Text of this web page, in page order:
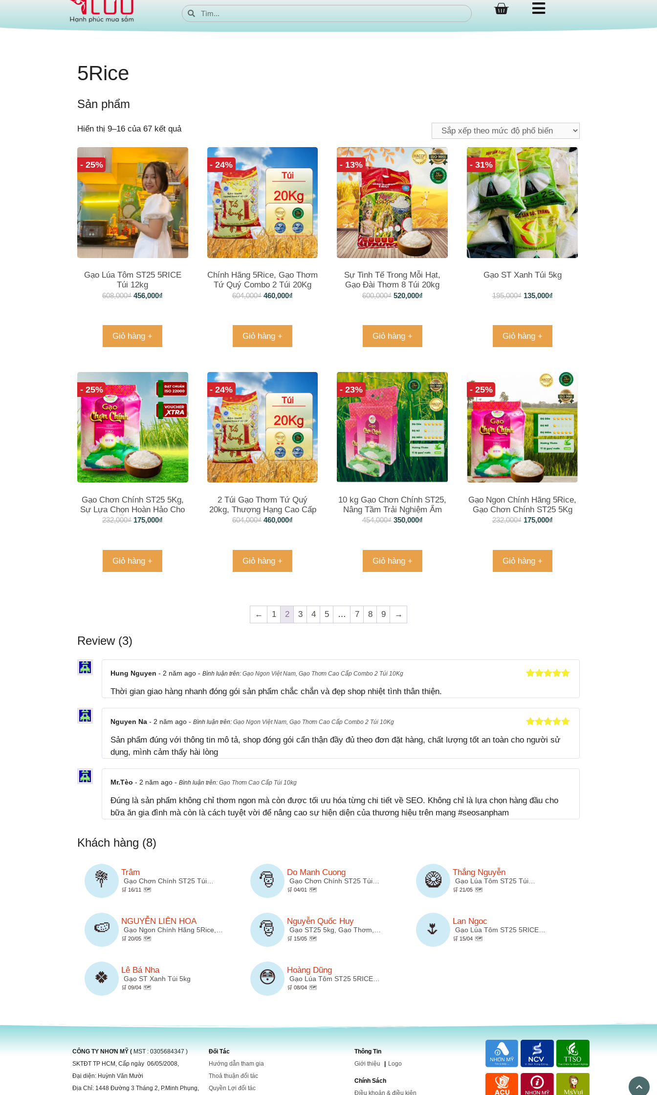
5Rice
Sản phẩm
Hiển thị 9–16 của 67 kết quả
- 25%
Gạo Lúa Tôm ST25 5RICE
Túi 12kg
608,000₫ 456,000₫
Giỏ hàng +
- 24%
Chính Hãng 5Rice, Gạo Thơm
Tứ Quý Combo 2 Túi 20Kg
604,000₫ 460,000₫
Giỏ hàng +
- 13%
Sự Tinh Tế Trong Mỗi Hạt,
Gạo Đài Thơm 8 Túi 20kg
600,000₫ 520,000₫
Giỏ hàng +
- 31%
Gạo ST Xanh Túi 5kg
195,000₫ 135,000₫
Giỏ hàng +
- 25%
Gạo Chơn Chính ST25 5Kg,
Sự Lựa Chọn Hoàn Hảo Cho
Bữa Ăn Gia Đình
232,000₫ 175,000₫
Giỏ hàng +
- 24%
2 Túi Gạo Thơm Tứ Quý
20kg, Thượng Hạng Cao Cấp
604,000₫ 460,000₫
Giỏ hàng +
- 23%
10 kg Gạo Chơn Chính ST25,
Nâng Tầm Trải Nghiệm Ẩm
Thực Của Bạn
454,000₫ 350,000₫
Giỏ hàng +
- 25%
Gạo Ngon Chính Hãng 5Rice,
Gạo Chơn Chính ST25 5Kg
232,000₫ 175,000₫
Giỏ hàng +
← 1 2 3 4 5 … 7 8 9 →
Review (3)
Hung Nguyen - 2 năm ago - Bình luận trên: Gạo Ngon Việt Nam, Gạo Thơm Cao Cấp Combo 2 Túi 10Kg
Thời gian giao hàng nhanh đóng gói sản phẩm chắc chắn và đẹp shop nhiệt tình thân thiện.
hạng 55
Nguyen Na - 2 năm ago - Bình luận trên: Gạo Ngon Việt Nam, Gạo Thơm Cao Cấp Combo 2 Túi 10Kg
Sản phẩm đúng với thông tin mô tả, shop đóng gói cẩn thận đầy đủ theo đơn đặt hàng, chất lượng tốt an toàn cho người sử
dụng, mình cảm thấy hài lòng
Mr.Tèo - 2 năm ago - Bình luận trên: Gạo Thơm Cao Cấp Túi 10kg
Đúng là sản phẩm không chỉ thơm ngon mà còn được tối ưu hóa từng chi tiết về SEO. Không chỉ là lựa chọn hàng đầu cho
bữa ăn gia đình mà còn là cách tuyệt vời để nâng cao sự hiện diện của thương hiệu trên mạng #seosanpham
Khách hàng (8)
💐 Trâm
Gạo Chơn Chính ST25 Túi…
🛒 16/11 🗺️
🎅 Do Manh Cuong
Gạo Chơn Chính ST25 Túi…
🛒 04/01 🗺️
🥝 Thắng Nguyễn
Gạo Lúa Tôm ST25 Túi…
🛒 21/05 🗺️
🍉 NGUYỄN LIÊN HOA
Gạo Ngon Chính Hãng 5Rice,…
🛒 20/05 🗺️
🎅 Nguyễn Quốc Huy
Gạo ST25 5kg, Gạo Thơm,…
🛒 15/05 🗺️
🌷 Lan Ngoc
Gạo Lúa Tôm ST25 5RICE…
🛒 15/04 🗺️
🍀 Lê Bá Nha
Gạo ST Xanh Túi 5kg
🛒 09/04 🗺️
😳 Hoàng Dũng
Gạo Lúa Tôm ST25 5RICE…
🛒 08/04 🗺️
CÔNG TY NHƠN MỸ ( MST : 0305684347 )
SKTĐT TP HCM, Cấp ngày 06/05/2008,
Đại diện: Huỳnh Văn Mười
Địa Chỉ: 1448 Đường 3 Tháng 2, P.Minh Phụng,
Đối Tác
Hướng dẫn tham gia
Thoả thuận đối tác
Quyền Lợi đối tác
Thông Tin
Giới thiệu Logo
Chính Sách
Điều khoản & điều kiện